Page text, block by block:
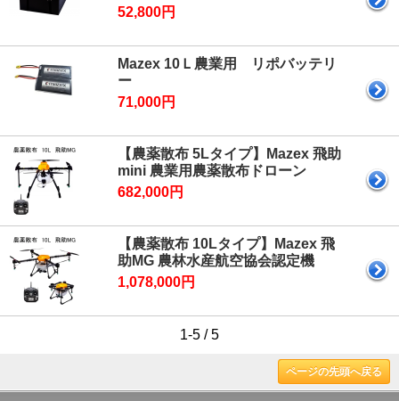
52,800円
Mazex 10Ｌ農業用 リポバッテリ
ー
71,000円
【農薬散布 5Lタイプ】Mazex 飛助
mini 農業用農薬散布ドローン
682,000円
【農薬散布 10Lタイプ】Mazex 飛
助MG 農林水産航空協会認定機
1,078,000円
1-5 / 5
ページの先頭へ戻る